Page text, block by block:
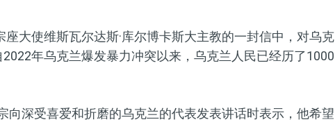
大使维斯瓦尔达斯·库尔博卡斯大主教的一封信中，对乌克
年乌克兰爆发暴力冲突以来，乌克兰人民已经历了1000
向深受喜爱和折磨的乌克兰的代表发表讲话时表示，他希望